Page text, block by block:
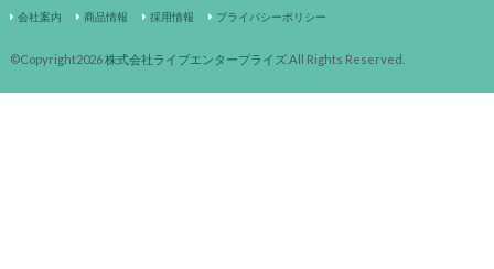
会社案内 商品情報 採用情報 プライバシーポリシー
©Copyright2026株式会社ライブエンタープライズ.All Rights Reserved.